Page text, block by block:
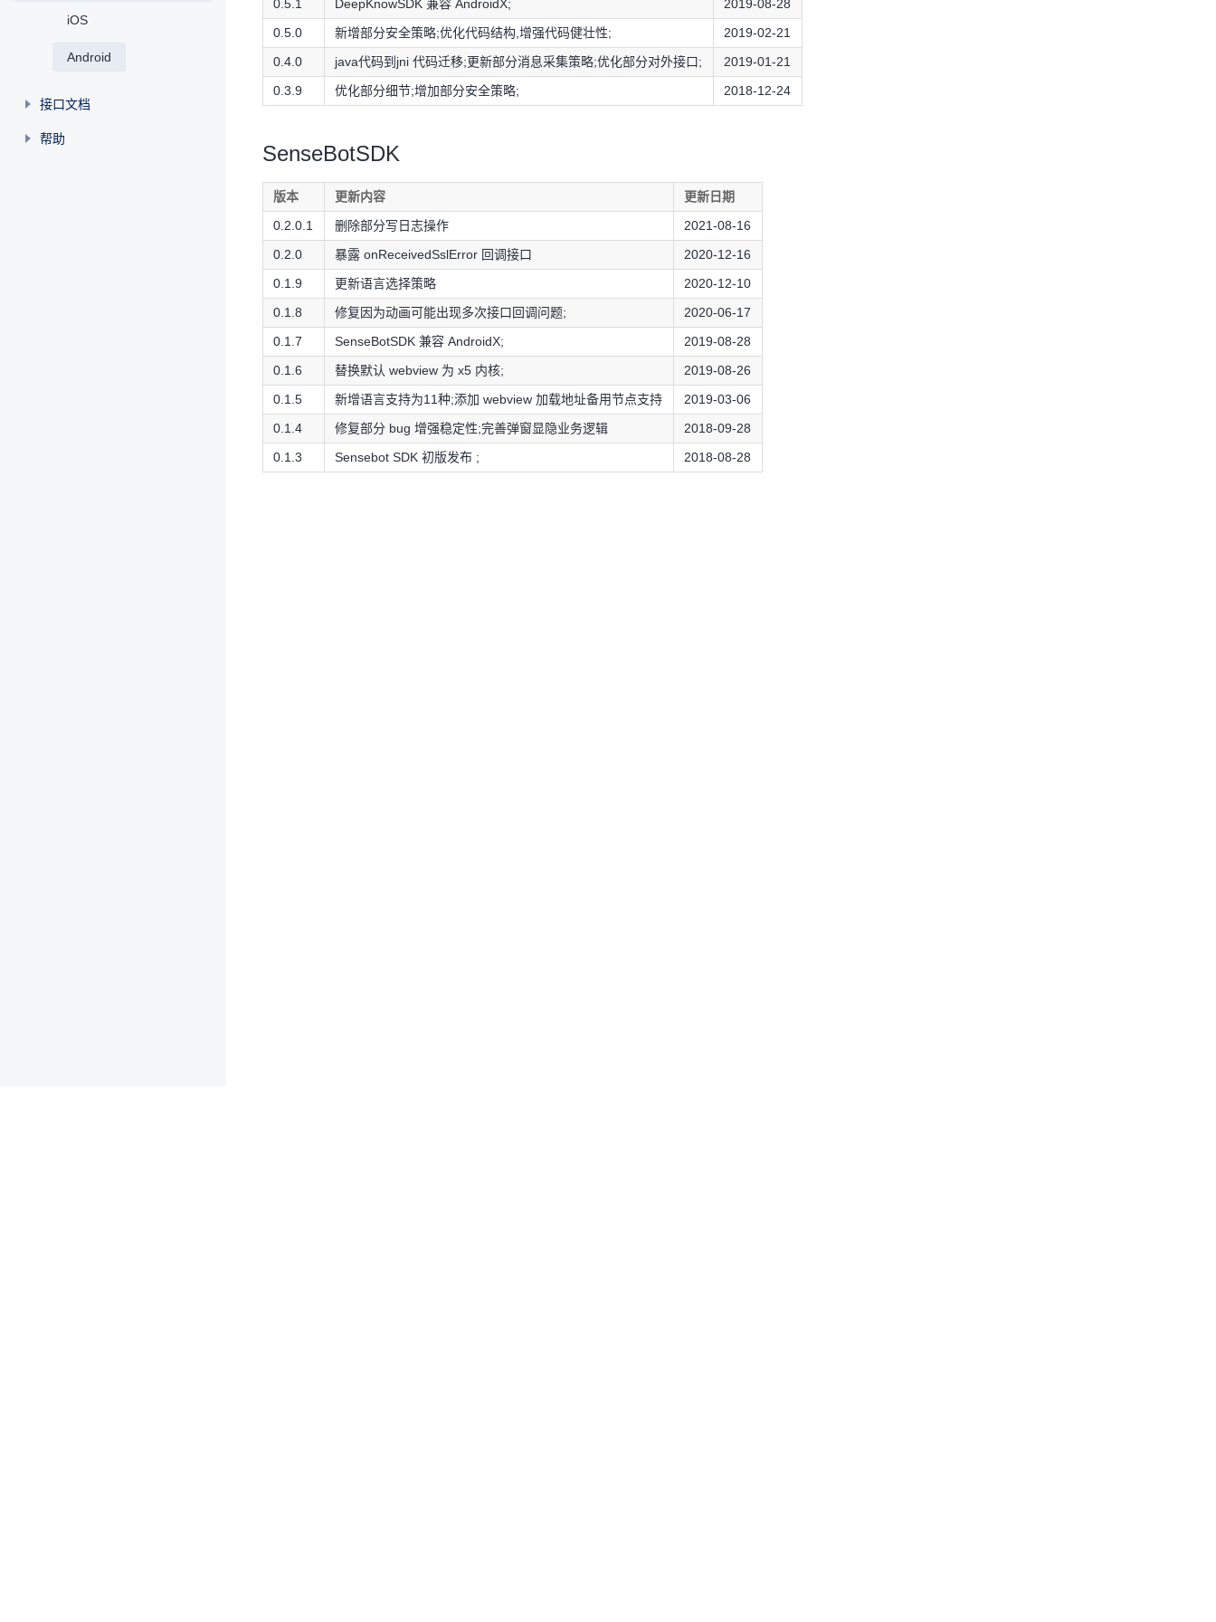
0.5.1
DeepKnowSDK 兼容 AndroidX;
2019-08-28
0.5.0
新增部分安全策略;优化代码结构,增强代码健壮性;
2019-02-21
0.4.0
java代码到jni 代码迁移;更新部分消息采集策略;优化部分对外接口;
2019-01-21
0.3.9
优化部分细节;增加部分安全策略; 2018-12-24
SenseBotSDK
版本 更新内容
更新日期
0.2.0.1
删除部分写日志操作
2021-08-16
0.2.0
暴露 onReceivedSslError 回调接口
2020-12-16
0.1.9
更新语言选择策略
2020-12-10
0.1.8
修复因为动画可能出现多次接口回调问题;
2020-06-17
0.1.7
SenseBotSDK 兼容 AndroidX;
2019-08-28
0.1.6
替换默认 webview 为 x5 内核;
2019-08-26
0.1.5
新增语言支持为11种;添加 webview 加载地址备用节点支持
2019-03-06
0.1.4
修复部分 bug 增强稳定性;完善弹窗显隐业务逻辑
2018-09-28
0.1.3
Sensebot SDK 初版发布 ; 2018-08-28
iOS
Android
接口文档
帮助